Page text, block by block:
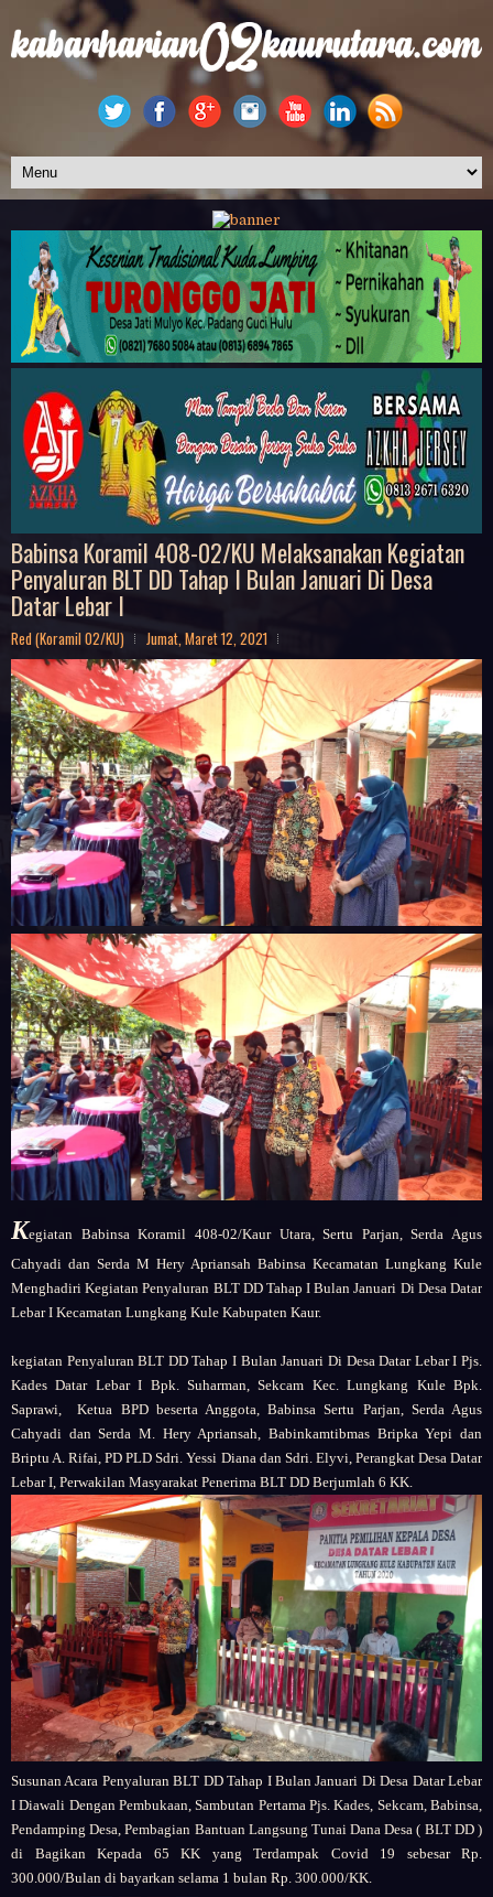
Babinsa Koramil 408-02/KU Melaksanakan Kegiatan
Penyaluran BLT DD Tahap I Bulan Januari Di Desa
Datar Lebar I
Red (Koramil 02/KU) Jumat, Maret 12, 2021
Kegiatan Babinsa Koramil 408-02/Kaur Utara, Sertu Parjan, Serda Agus
Cahyadi dan Serda M Hery Apriansah Babinsa Kecamatan Lungkang Kule
Menghadiri Kegiatan Penyaluran BLT DD Tahap I Bulan Januari Di Desa Datar
Lebar I Kecamatan Lungkang Kule Kabupaten Kaur.
kegiatan Penyaluran BLT DD Tahap I Bulan Januari Di Desa Datar Lebar I Pjs.
Kades Datar Lebar I Bpk. Suharman, Sekcam Kec. Lungkang Kule Bpk.
Saprawi, Ketua BPD beserta Anggota, Babinsa Sertu Parjan, Serda Agus
Cahyadi dan Serda M. Hery Apriansah, Babinkamtibmas Bripka Yepi dan
Briptu A. Rifai, PD PLD Sdri. Yessi Diana dan Sdri. Elyvi, Perangkat Desa Datar
Lebar I, Perwakilan Masyarakat Penerima BLT DD Berjumlah 6 KK.
Susunan Acara Penyaluran BLT DD Tahap I Bulan Januari Di Desa Datar Lebar
I Diawali Dengan Pembukaan, Sambutan Pertama Pjs. Kades, Sekcam, Babinsa,
Pendamping Desa, Pembagian Bantuan Langsung Tunai Dana Desa ( BLT DD )
di Bagikan Kepada 65 KK yang Terdampak Covid 19 sebesar Rp.
300.000/Bulan di bayarkan selama 1 bulan Rp. 300.000/KK.